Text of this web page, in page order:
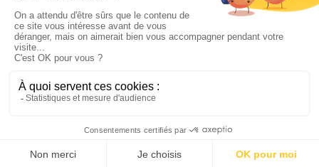
EI Yolande piscine
4 av de flore 13800 ISTRES
sebastien.yolande@laposte.net
Vaniseo - votre agence web à Marseille -En savoir plus
Menu principal